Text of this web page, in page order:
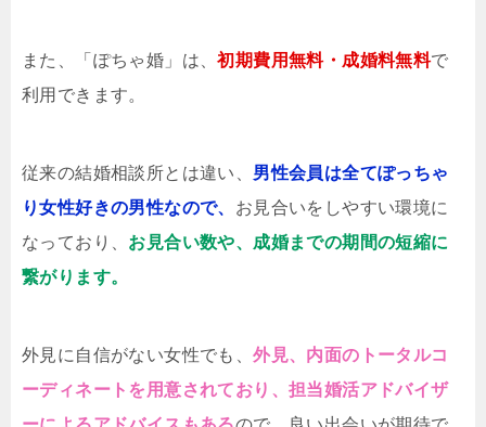
また、「ぽちゃ婚」は、初期費用無料・成婚料無料で
利用できます。
従来の結婚相談所とは違い、 男性会員は全てぽっちゃ
り女性好きの男性なので、 お見合いをしやすい環境に
なっており、 お見合い数や、成婚までの期間の短縮に
繋がります。
外見に自信がない女性でも、外見、内面のトータルコ
ーディネートを用意されており、担当婚活アドバイザ